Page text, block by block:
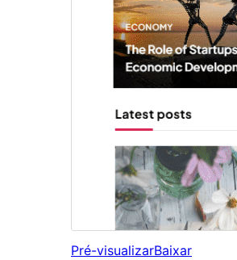
Pré-visualizarBaixar